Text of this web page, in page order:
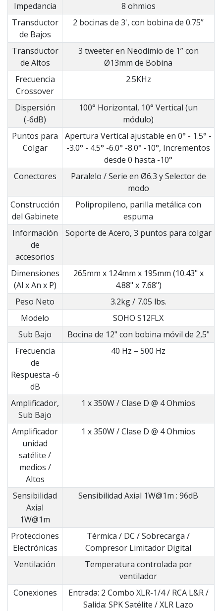
Impedancia
8 ohmios
Transductor
de Bajos
2 bocinas de 3', con bobina de 0.75”
Transductor
de Altos
3 tweeter en Neodimio de 1” con
Ø13mm de Bobina
Frecuencia
Crossover
2.5KHz
Dispersión
(-6dB)
100° Horizontal, 10° Vertical (un
módulo)
Puntos para
Colgar
Apertura Vertical ajustable en 0° - 1.5° -
-3.0° - 4.5° -6.0° -8.0° -10°, Incrementos
desde 0 hasta -10°
Conectores
Paralelo / Serie en Ø6.3 y Selector de
modo
Construcción
del Gabinete
Polipropileno, parilla metálica con
espuma
Información
de
accesorios
Soporte de Acero, 3 puntos para colgar
Dimensiones
(Al x An x P)
265mm x 124mm x 195mm (10.43" x
4.88" x 7.68")
Peso Neto
3.2kg / 7.05 lbs.
Modelo
SOHO S12FLX
Sub Bajo
Bocina de 12" con bobina móvil de 2,5"
Frecuencia
de
Respuesta -6
dB
40 Hz – 500 Hz
Amplificador,
Sub Bajo
1 x 350W / Clase D @ 4 Ohmios
Amplificador
unidad
satélite /
medios /
Altos
1 x 350W / Clase D @ 4 Ohmios
Sensibilidad
Axial
1W@1m
Sensibilidad Axial 1W@1m : 96dB
Protecciones
Electrónicas
Térmica / DC / Sobrecarga /
Compresor Limitador Digital
Ventilación
Temperatura controlada por
ventilador
Conexiones
Entrada: 2 Combo XLR-1/4 / RCA L&R /
Salida: SPK Satélite / XLR Lazo